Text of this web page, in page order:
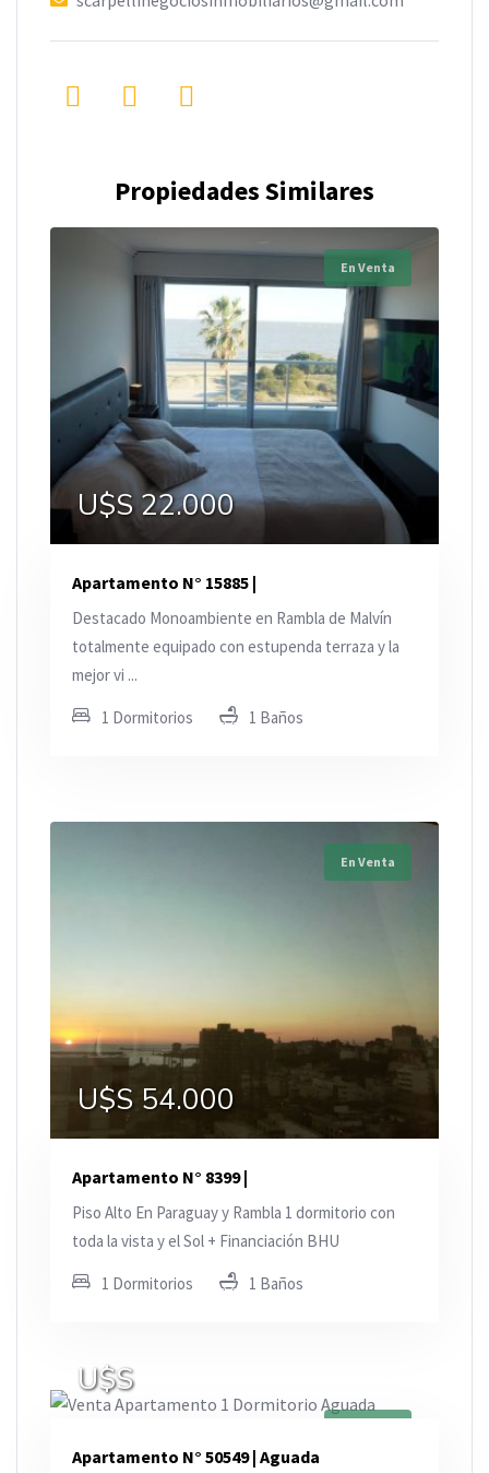
Propiedades Similares
En Venta
U$S 22.000
Apartamento N° 15885 |
Destacado Monoambiente en Rambla de Malvín
totalmente equipado con estupenda terraza y la
mejor vi ...
1 Dormitorios 1 Baños
En Venta
U$S 54.000
Apartamento N° 8399 |
Piso Alto En Paraguay y Rambla 1 dormitorio con
toda la vista y el Sol + Financiación BHU
1 Dormitorios 1 Baños
U$S
Apartamento N° 50549 | Aguada